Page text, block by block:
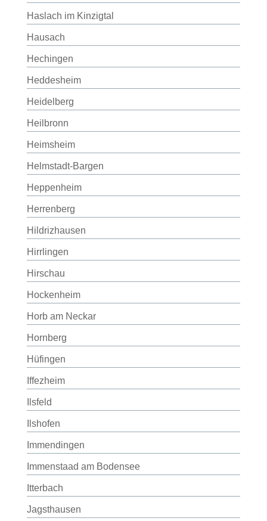
Haslach im Kinzigtal
Hausach
Hechingen
Heddesheim
Heidelberg
Heilbronn
Heimsheim
Helmstadt-Bargen
Heppenheim
Herrenberg
Hildrizhausen
Hirrlingen
Hirschau
Hockenheim
Horb am Neckar
Hornberg
Hüfingen
Iffezheim
Ilsfeld
Ilshofen
Immendingen
Immenstaad am Bodensee
Itterbach
Jagsthausen